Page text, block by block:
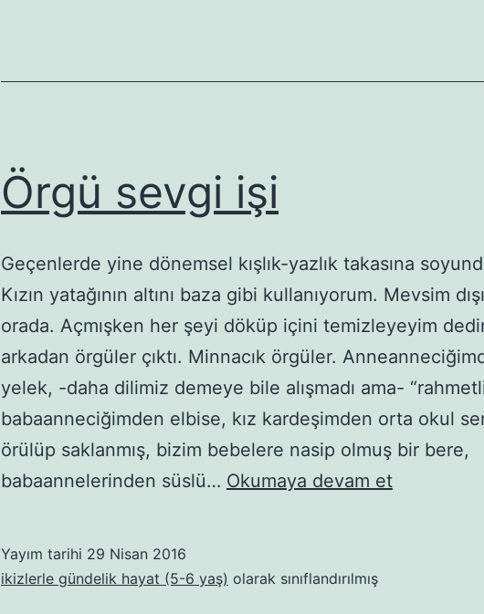
Örgü sevgi işi
Geçenlerde yine dönemsel kışlık-yazlık takasına
Kızın yatağının altını baza gibi kullanıyorum. Mevsim
orada. Açmışken her şeyi döküp içini temizleyeyim
arkadan örgüler çıktı. Minnacık örgüler.
yelek, -daha dilimiz demeye bile alışmadı ama-
babaanneciğimden elbise, kız kardeşimden orta okul
örülüp saklanmış, bizim bebelere nasip olmuş bir bere,
babaannelerinden süslü… Okumaya devam etÖrgü
Yayım tarihi 29 Nisan 2016
ikizlerle gündelik hayat (5-6 yaş) olarak sınıflandırılmış